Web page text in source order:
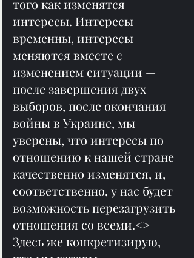
того как изменятся
интересы. Интересы
временны, интересы
меняются вместе с
изменением ситуации —
после завершения двух
выборов, после окончания
войны в Украине, мы
уверены, что интересы по
отношению к нашей стране
качественно изменятся, и,
соответственно, у нас будет
возможность перезагрузить
отношения со всеми.<>
Здесь же конкретизирую,